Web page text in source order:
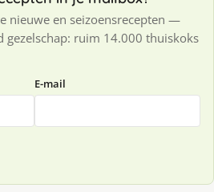
nieuwe en seizoensrecepten —
gezelschap: ruim 14.000 thuiskoks
E-mail